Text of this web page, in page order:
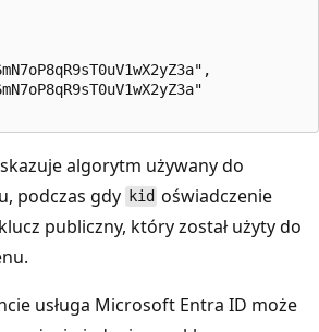
algorytm używany do
podczas gdy
kid oświadczenie
publiczny, który został użyty do
usługa Microsoft Entra ID może